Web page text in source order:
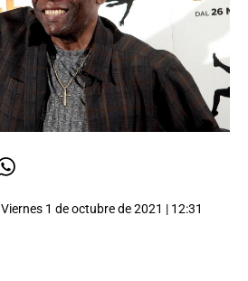
Viernes 1 de octubre de 2021 | 12:31